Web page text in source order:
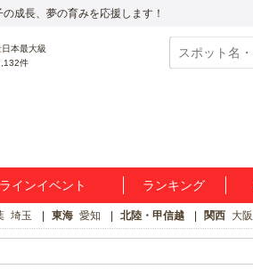
成長、夢の育みを応援します！
件
インイベント ランキング
埼玉 東海 愛知 北陸・甲信越 関西 大阪